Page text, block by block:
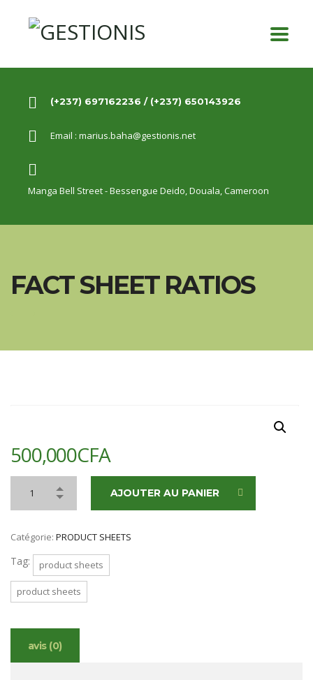
(+237) 697162236 / (+237) 650143926
Email : marius.baha@gestionis.net
Manga Bell Street - Bessengue Deido,Douala, Cameroon
FACT SHEET RATIOS
500,000CFA
AJOUTER AU PANIER
Catégorie: PRODUCT SHEETS
Tag: product sheets
product sheets
avis (0)